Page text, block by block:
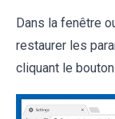
Dans la fenêtre
restaurer les
cliquant le bouton